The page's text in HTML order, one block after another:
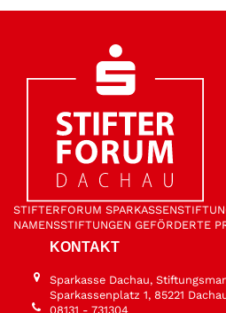
STIFTER­FORUM
NAMENS­STIFTUNGEN GEFÖRDERTE
KONTAKT
Sparkasse Dachau,
Sparkassenplatz 1, 85221
08131 - 731304